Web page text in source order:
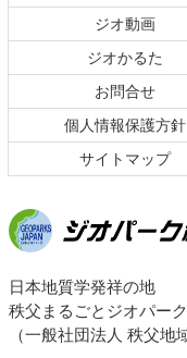
へ
ジオ動画
ジオかるた
お問合せ
個人情報保護方針
サイトマップ
ジオパーク
日本地質学発祥の地
秩父まるごとジオパー
（一般社団法人 秩父地